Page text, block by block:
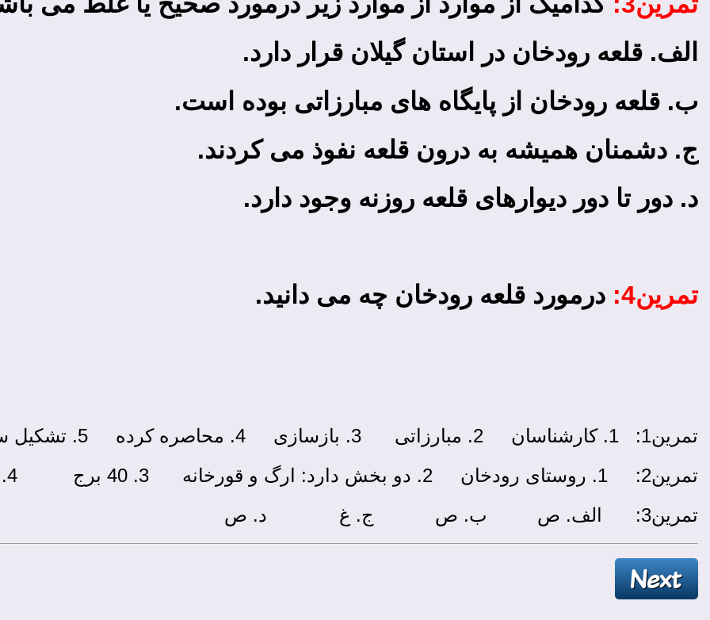
الف. قلعه رودخان در استان گیلان قرار دارد.
ب. قلعه رودخان از پایگاه های مبارزاتی بوده است.
ج. دشمنان همیشه به درون قلعه نفوذ می­ کردند.
د. دور تا دور دیوارهای قلعه روزنه وجود دارد.
تمرین4: درمورد قلعه رودخان چه می ­دانید.
تمرین1: 1. کارشناسان 2. مبارزاتی 3. بازسازی 4. محاصره کرده 5. تشکیل سده 6. فتح کند
تمرین2: 1. روستای رودخان 2. دو بخش دارد: ارگ و قورخانه 3. 40 برج 4. نه
تمرین3: الف. ص ب. ص ج. غ د. ص